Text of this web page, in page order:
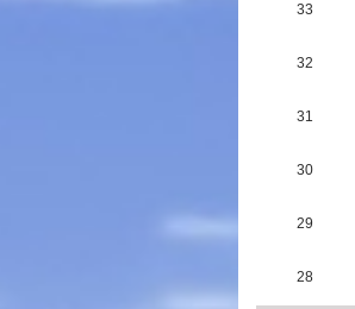
33
32
31
30
29
28